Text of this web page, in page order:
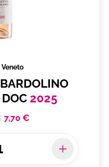
Veneto
2025
7,70 €